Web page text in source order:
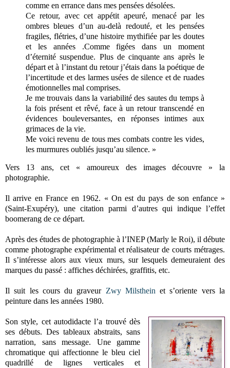
comme en errance dans mes pensées désolées.
Ce retour, avec cet appétit apeuré, menacé par les
ombres bleues d’un au-delà redouté, et les pensées
fragiles, flétries, d’une histoire mythifiée par les doutes
et les années .Comme figées dans un moment
d’éternité suspendue. Plus de cinquante ans après le
départ et à l’instant du retour j’étais dans la poétique de
l’incertitude et des larmes usées de silence et de ruades
émotionnelles mal comprises.
Je me trouvais dans la variabilité des sautes du temps à
la fois présent et rêvé, face à un retour transcendé en
évidences bouleversantes, en réponses intimes aux
grimaces de la vie.
Me voici revenu de tous mes combats contre les vides,
les murmures oubliés jusqu’au silence. »
Vers 13 ans, cet « amoureux des images découvre » la
photographie.
Il arrive en France en 1962. « On est du pays de son enfance »
(Saint-Exupéry), une citation parmi d’autres qui indique l’effet
boomerang de ce départ.
Après des études de photographie à l’INEP (Marly le Roi), il débute
comme photographe expérimental et réalisateur de courts métrages.
Il s’intéresse alors aux vieux murs, sur lesquels demeuraient des
marques du passé : affiches déchirées, graffitis, etc.
Il suit les cours du graveur Zwy Milstheinet s’oriente vers la
peinture dans les années 1980.
Son style, cet autodidacte l’a trouvé dès
ses débuts. Des tableaux abstraits, sans
narration, sans message. Une gamme
chromatique qui affectionne le bleu ciel
quadrillé de lignes verticales et